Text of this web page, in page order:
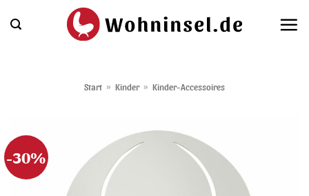
Inhalt
Start » Kinder » Kinder-Accessoires
-30%